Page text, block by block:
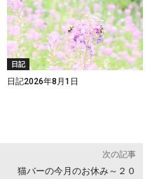
日記
日記2026年8月1日
次の記事
猫バーの今月のお休み～２０